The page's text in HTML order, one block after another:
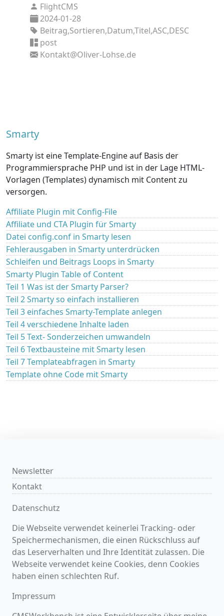
FlightCMS
2024-01-28
Beitrag,Sortieren,Datum,Titel,ASC,DESC
post
Kontakt@Oliver-Lohse.de
Smarty
Smarty ist eine Template-Engine auf Basis der
Programmiersprache PHP und ist in der Lage HTML-
Vorlagen (Templates) dynamisch mit Content zu
versorgen.
Affiliate Plugin mit Config-File
Affiliate und CTA Plugin für Smarty
Datei config.conf in Smarty lesen
Fehlerausgaben in Smarty unterdrücken
Schleifen und Beitrags Loops in Smarty
Smarty Plugin Table of Content
Teil 1 Was ist der Smarty Parser?
Teil 2 Smarty so einfach installieren
Teil 3 einfaches Smarty-Template anlegen
Teil 4 verschiedene Inhalte laden
Teil 5 Text- Sonderzeichen umwandeln
Teil 6 Textbausteine mit Smarty lesen
Teil 7 Templateabfragen in Smarty
Template ohne Code mit Smarty
Newsletter
Kontakt
Datenschutz
Die Webseite verwendet keinerlei Tracking- oder
Speichermechanismen, die einen Rückschluss auf
das Leserverhalten und Ihre Identität zulassen. Die
Webseite verwendet keine Cookies, denn Cookies
haben einen schlechten Ruf.
Impressum